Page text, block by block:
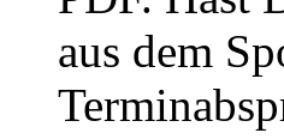
aus dem